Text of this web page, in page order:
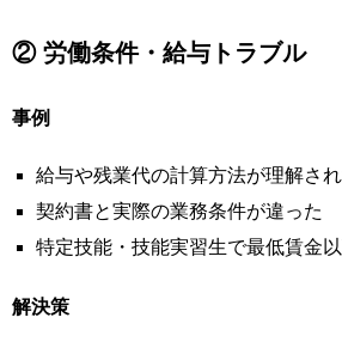
② 労働条件・給与トラブル
事例
給与や残業代の計算方法が理解さ
契約書と実際の業務条件が違った
特定技能・技能実習生で最低賃金
解決策